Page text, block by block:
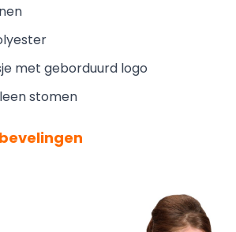
met geborduurd logo
stomen